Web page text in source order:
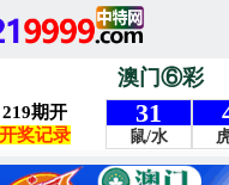
澳门⑥彩